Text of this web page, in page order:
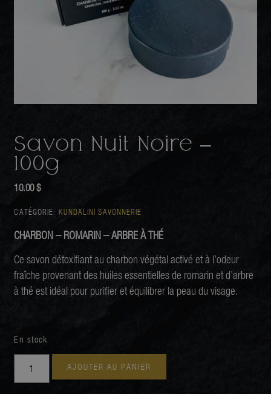
Savon Nuit Noire –
100g
10.00$
CATÉGORIE: KUNDALINI SAVONNERIE
CHARBON – ROMARIN – ARBRE À THÉ
Ce savon détoxifiant au charbon végétal activé et à l’odeur
fraîche provenant des huiles essentielles de romarin et d’arbre
à thé est idéal pour purifier et équilibrer la peau du visage.
En stock
AJOUTER AU PANIER